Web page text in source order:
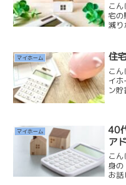
こ
宅の
減り
建
い
産性
え
マイホーム 住
こ
イ
ン
く
す
利
マイホーム
40
ア
こ
身の
お話